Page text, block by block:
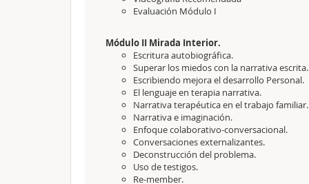
Evaluación Módulo I
Módulo II Mirada Interior.
Escritura autobiográfica.
Superar los miedos con la narrativa escrita.
Escribiendo mejora el desarrollo Personal.
El lenguaje en terapia narrativa.
Narrativa terapéutica en el trabajo familiar.
Narrativa e imaginación.
Enfoque colaborativo-conversacional.
Conversaciones externalizantes.
Deconstrucción del problema.
Uso de testigos.
Re-member.